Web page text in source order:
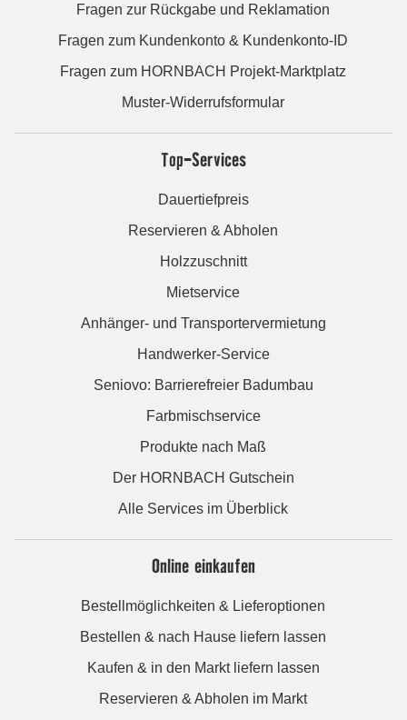
Fragen zur Rückgabe und Reklamation
Fragen zum Kundenkonto & Kundenkonto-ID
Fragen zum HORNBACH Projekt-Marktplatz
Muster-Widerrufsformular
Top-Services
Dauertiefpreis
Reservieren & Abholen
Holzzuschnitt
Mietservice
Anhänger- und Transportervermietung
Handwerker-Service
Seniovo: Barrierefreier Badumbau
Farbmischservice
Produkte nach Maß
Der HORNBACH Gutschein
Alle Services im Überblick
Online einkaufen
Bestellmöglichkeiten & Lieferoptionen
Bestellen & nach Hause liefern lassen
Kaufen & in den Markt liefern lassen
Reservieren & Abholen im Markt